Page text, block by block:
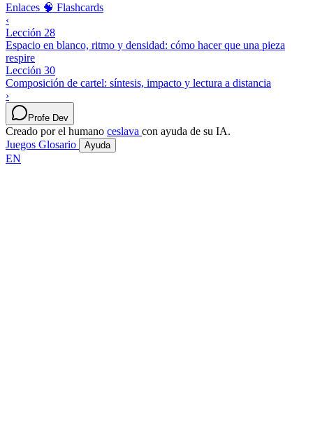
Enlaces 🧠 Flashcards
‹
Lección 28
Espacio en blanco, ritmo y densidad: cómo hacer que una pieza
respire
Lección 30
Composición de cartel: síntesis, impacto y lectura a distancia
›
Profe Dev
Creado por el humano ceslava con ayuda de su IA.
Juegos Glosario Ayuda
EN